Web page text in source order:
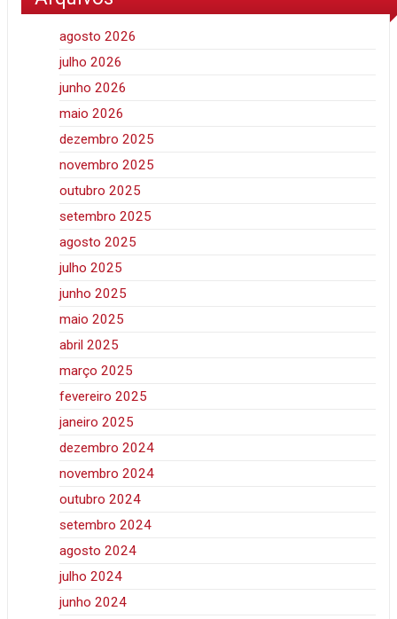
agosto 2026
julho 2026
junho 2026
maio 2026
dezembro 2025
novembro 2025
outubro 2025
setembro 2025
agosto 2025
julho 2025
junho 2025
maio 2025
abril 2025
março 2025
fevereiro 2025
janeiro 2025
dezembro 2024
novembro 2024
outubro 2024
setembro 2024
agosto 2024
julho 2024
junho 2024